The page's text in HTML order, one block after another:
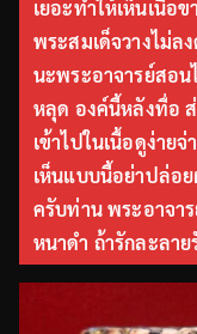
เยอะทำให้เห็นเนื้อ
พระสมเด็จวางไม่ล
นะพระอาจารย์สอ
หลุด องค์นี้หลังทื่อ
เข้าไปในเนื้อดูง่าย
เห็นแบบนี้อย่าปล่อ
ครับท่าน พระอาจา
หนาดำ ถ้ารักละลา